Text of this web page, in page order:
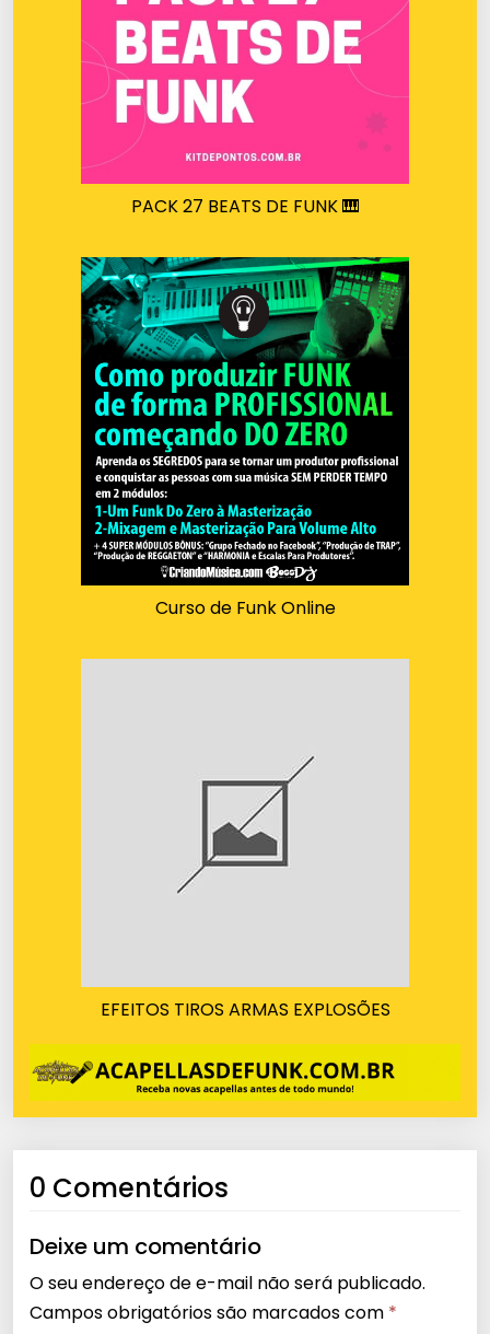
PACK 27 BEATS DE FUNK 🎹
Curso de Funk Online
EFEITOS TIROS ARMAS EXPLOSÕES
0 Comentários
Deixe um comentário
O seu endereço de e-mail não será publicado.
Campos obrigatórios são marcados com *